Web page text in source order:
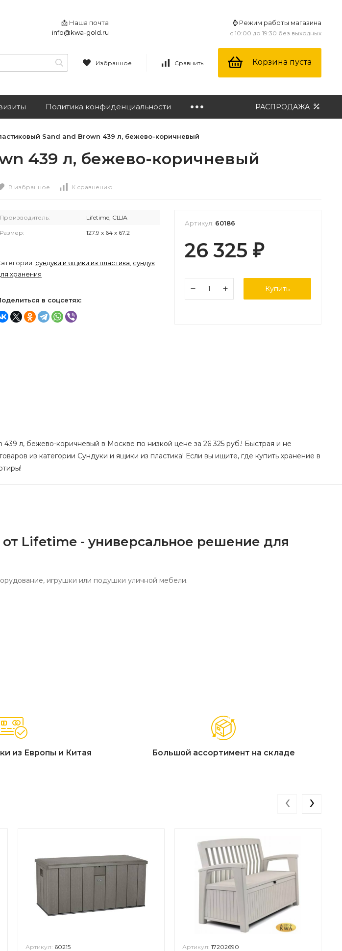
📩 Наша почта
info@kwa-gold.ru
⌚ Режим работы магазина
с 10:00 до 19:30 без выходных
Избранное Сравнить Корзина пуста
Политика конфиденциальности РАСПРОДАЖА
Sand and Brown 439 л, бежево-коричневый
439 л, бежево-коричневый
В избранное К сравнению
Производитель: Lifetime, США
Размер: 127.9 х 64 х 67.2
сундуки и ящики из пластика сундук
хранения
в соцсетях:
Артикул: 60186
26 325 ₽
Купить
л, бежево-коричневый в Москве по низкой цене за 26 325 руб.! Быстрая и не
из категории Сундуки и ящики из пластика! Если вы ищите, где купить хранение в
Lifetime - универсальное решение для
игрушки или подушки уличной мебели.
из Европы и Китая Большой ассортимент на складе
Артикул: 60215 Артикул: 17202690
‹ ›